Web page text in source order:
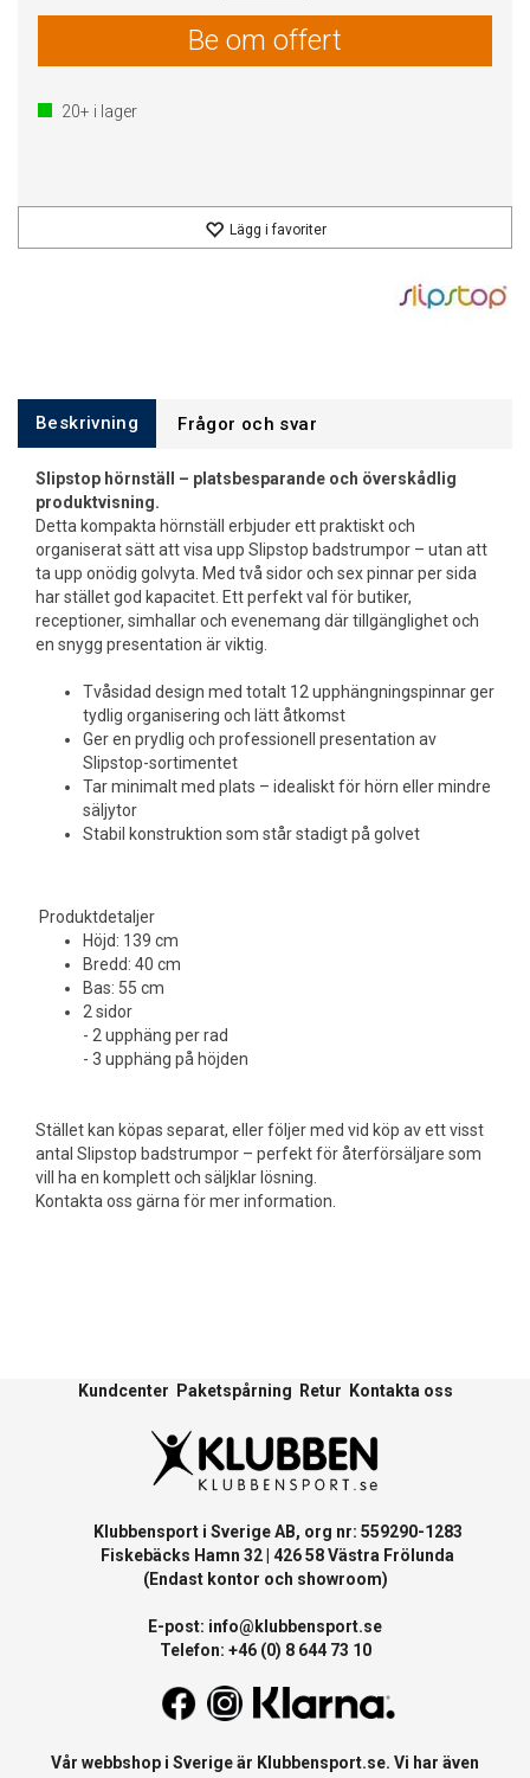
Be om offert
20+ i lager
Lägg i favoriter
Beskrivning Frågor och svar
Slipstop hörnställ – platsbesparande och överskådlig
produktvisning.
Detta kompakta hörnställ erbjuder ett praktiskt och
organiserat sätt att visa upp Slipstop badstrumpor – utan att
ta upp onödig golvyta. Med två sidor och sex pinnar per sida
har stället god kapacitet. Ett perfekt val för butiker,
receptioner, simhallar och evenemang där tillgänglighet och
en snygg presentation är viktig.
Tvåsidad design med totalt 12 upphängningspinnar ger
tydlig organisering och lätt åtkomst
Ger en prydlig och professionell presentation av
Slipstop-sortimentet
Tar minimalt med plats – idealiskt för hörn eller mindre
säljytor
Stabil konstruktion som står stadigt på golvet
Produktdetaljer
Höjd: 139 cm
Bredd: 40 cm
Bas: 55 cm
2 sidor
- 2 upphäng per rad
- 3 upphäng på höjden
Stället kan köpas separat, eller följer med vid köp av ett visst
antal Slipstop badstrumpor – perfekt för återförsäljare som
vill ha en komplett och säljklar lösning.
Kontakta oss gärna för mer information.
Kundcenter Paketspårning Retur Kontakta oss
Klubbensport i Sverige AB, org nr: 559290-1283
Fiskebäcks Hamn 32 | 426 58 Västra Frölunda
(Endast kontor och showroom)
E-post: info@klubbensport.se
Telefon: +46 (0) 8 644 73 10
Vår webbshop i Sverige är Klubbensport.se. Vi har även